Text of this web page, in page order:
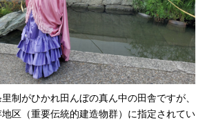
制がひかれ田んぼの真ん中の田舎ですが、
区（重要伝統的建造物群）に指定されてい